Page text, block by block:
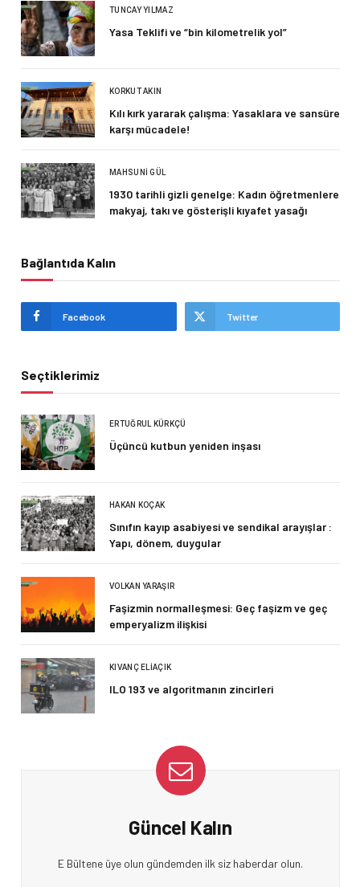
TUNCAY YILMAZ
Yasa Teklifi ve “bin kilometrelik yol”
KORKUT AKIN
Kılı kırk yararak çalışma: Yasaklara ve sansüre
karşı mücadele!
MAHSUNI GÜL
1930 tarihli gizli genelge: Kadın öğretmenlere
makyaj, takı ve gösterişli kıyafet yasağı
Bağlantıda Kalın
Facebook Twitter
Seçtiklerimiz
ERTUĞRUL KÜRKÇÜ
Üçüncü kutbun yeniden inşası
HAKAN KOÇAK
Sınıfın kayıp asabiyesi ve sendikal arayışlar :
Yapı, dönem, duygular
VOLKAN YARAŞIR
Faşizmin normalleşmesi: Geç faşizm ve geç
emperyalizm ilişkisi
KIVANÇ ELIAÇIK
ILO 193 ve algoritmanın zincirleri
Güncel Kalın
E Bültene üye olun gündemden ilk siz haberdar olun.